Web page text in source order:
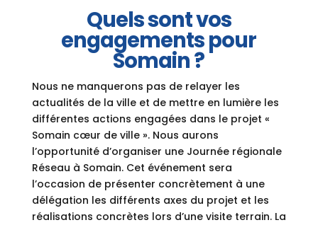
Quels sont vos
engagements pour
Somain ?
Nous ne manquerons pas de relayer les
actualités de la ville et de mettre en lumière les
différentes actions engagées dans le projet «
Somain cœur de ville ». Nous aurons
l’opportunité d’organiser une Journée régionale
Réseau à Somain. Cet événement sera
l’occasion de présenter concrètement à une
délégation les différents axes du projet et les
réalisations concrètes lors d’une visite terrain. La